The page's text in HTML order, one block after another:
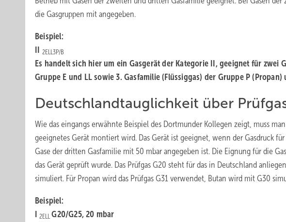
die Gasgruppen mit angegeben.
Beispiel:
2ELL3P/B
Es handelt sich hier um ein Gasgerät der Kategorie II, geeignet für zwei
Gruppe E und LL sowie 3. Gasfamilie (Flüssiggas) der Gruppe P (Propan)
Deutschlandtauglichkeit über
Wie das eingangs erwähnte Beispiel des Dortmunder Kollegen zeigt, muss
geeignetes Gerät montiert wird. Das Gerät ist geeignet, wenn der Gasdruck
Gase der dritten Gasfamilie mit 50 mbar angegeben ist. Die Eignung für die
das Gerät geprüft wurde. Das Prüfgas G20 steht für das in Deutschland
simuliert. Für Propan wird das Prüfgas G31 verwendet, Butan wird mit G30
Beispiel:
I2ELLG20/G25, 20 mbar